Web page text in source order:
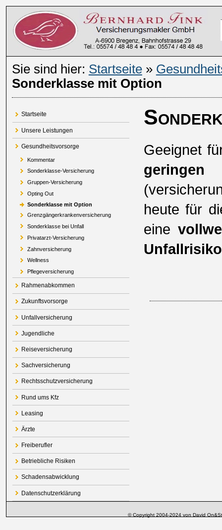
Sie sind hier: Startseite»
Sonderklasse mit Option
Startseite
Unsere Leistungen
Gesundheitsvorsorge
Kommentar
Sonderklasse-Versicherung
Gruppen-Versicherung
Opting Out
Sonderklasse mit Option
Grenzgängerkrankenversicherung
Sonderklasse bei Unfall
Privatarzt-Versicherung
Zahnversicherung
Wellness
Pflegeversicherung
Rahmenabkommen
Zukunftsvorsorge
Unfallversicherung
Jugendliche
Reiseversicherung
Sachversicherung
Rechtsschutzversicherung
Rund ums Kfz
Leasing
Ärzte
Freiberufler
Betriebliche Risiken
Schadensabwicklung
Datenschutzerklärung
Geeignet
geringen
heute für
eine
Unfallrisiko
© Copyright 2004-2024 von David